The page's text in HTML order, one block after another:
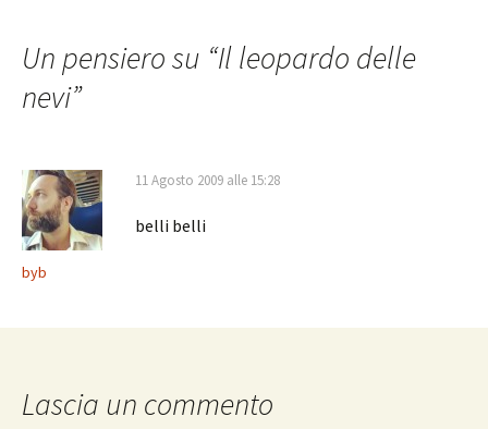
Un pensiero su “Il leopardo delle
nevi”
byb
11 Agosto 2009 alle 15:28
belli belli
Lascia un commento